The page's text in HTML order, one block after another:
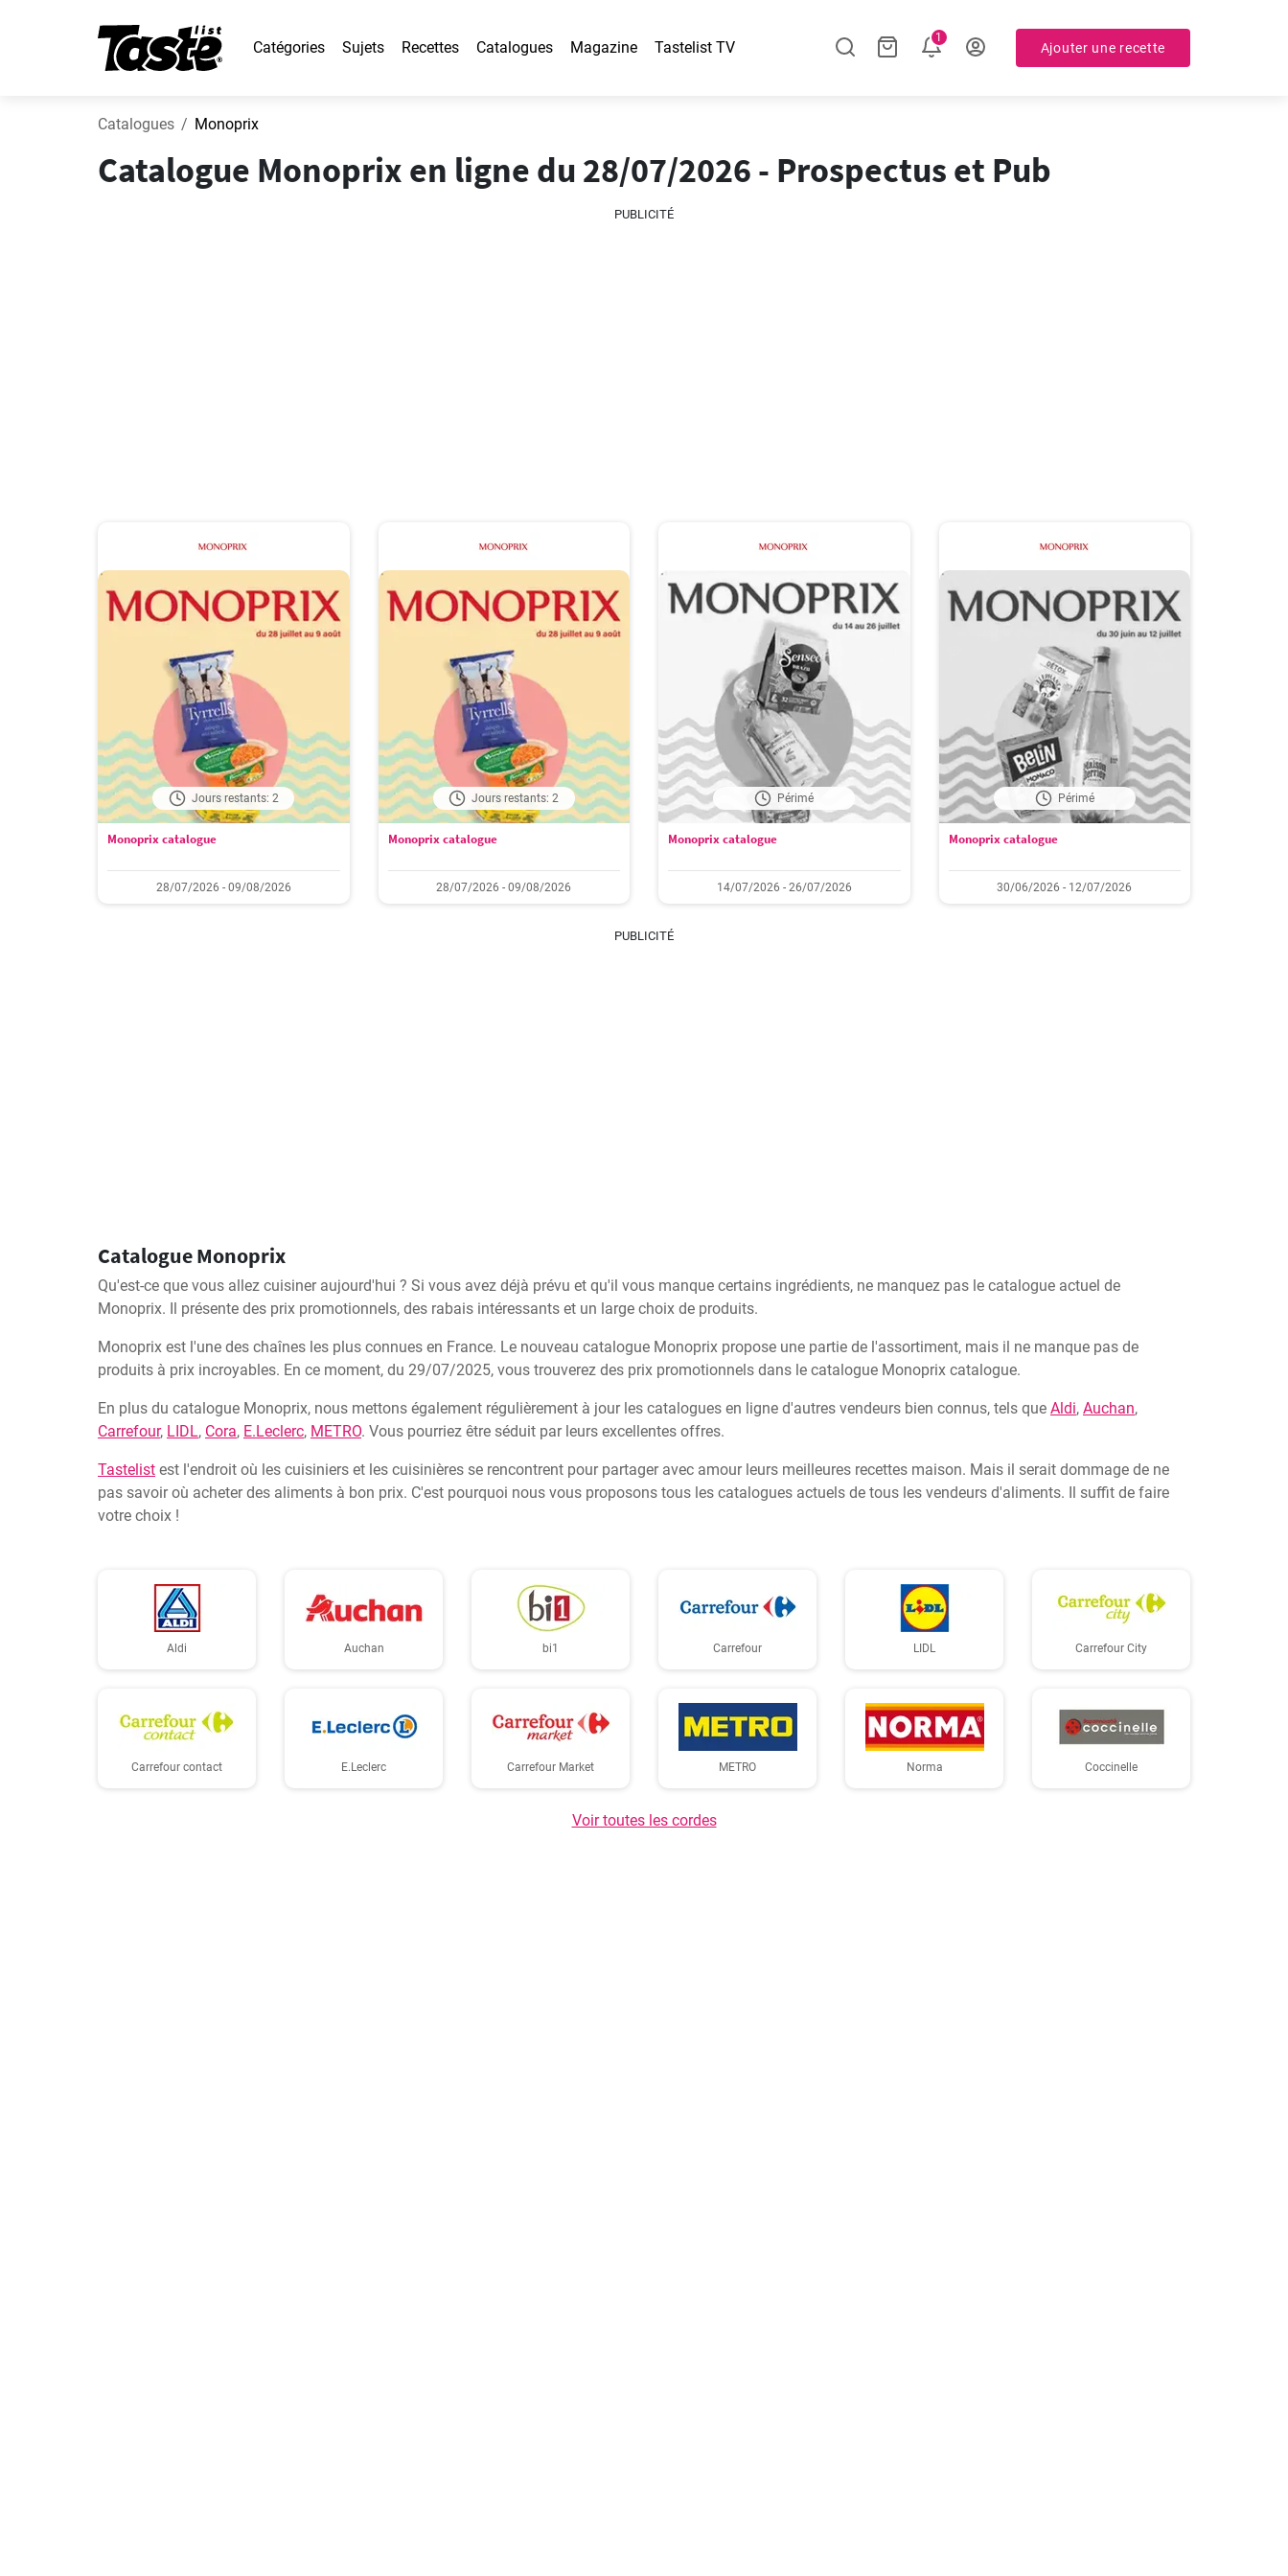
Catégories Sujets Recettes Catalogues Magazine Tastelist TV
1
Ajouter une recette
Catalogues Monoprix
Catalogue Monoprix en ligne du 28/07/2026 - Prospectus et Pub
PUBLICITÉ
Jours restants: 2
Monoprix catalogue
28/07/2026 - 09/08/2026
Jours restants: 2
Monoprix catalogue
28/07/2026 - 09/08/2026
Périmé
Monoprix catalogue
14/07/2026 - 26/07/2026
Périmé
Monoprix catalogue
30/06/2026 - 12/07/2026
PUBLICITÉ
Catalogue Monoprix
Qu'est-ce que vous allez cuisiner aujourd'hui ? Si vous avez déjà prévu et qu'il vous manque certains ingrédients, ne manquez pas le catalogue actuel de
Monoprix. Il présente des prix promotionnels, des rabais intéressants et un large choix de produits.
Monoprix est l'une des chaînes les plus connues en France. Le nouveau catalogue Monoprix propose une partie de l'assortiment, mais il ne manque pas de
produits à prix incroyables. En ce moment, du 29/07/2025, vous trouverez des prix promotionnels dans le catalogue Monoprix catalogue.
En plus du catalogue Monoprix, nous mettons également régulièrement à jour les catalogues en ligne d'autres vendeurs bien connus, tels que Aldi, Auchan,
Carrefour, LIDL, Cora, E.Leclerc, METRO. Vous pourriez être séduit par leurs excellentes offres.
Tastelist est l'endroit où les cuisiniers et les cuisinières se rencontrent pour partager avec amour leurs meilleures recettes maison. Mais il serait dommage de ne
pas savoir où acheter des aliments à bon prix. C'est pourquoi nous vous proposons tous les catalogues actuels de tous les vendeurs d'aliments. Il suffit de faire
votre choix !
Aldi Auchan bi1 Carrefour LIDL Carrefour City
Carrefour contact E.Leclerc Carrefour Market METRO Norma Coccinelle
Voir toutes les cordes